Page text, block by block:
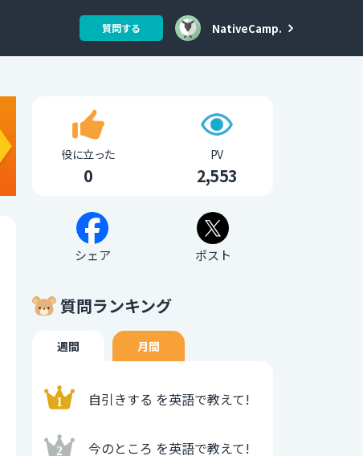
質問する NativeCamp.
役に立った
0
PV
2,553
シェア ポスト
質問ランキング
週間 月間
自引きする を英語で教えて!
今のところ を英語で教えて!